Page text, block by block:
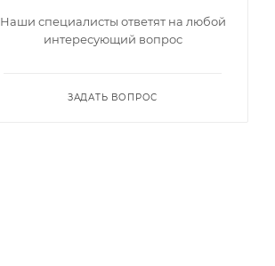
Наши специалисты ответят на любой
интересующий вопрос
ЗАДАТЬ ВОПРОС